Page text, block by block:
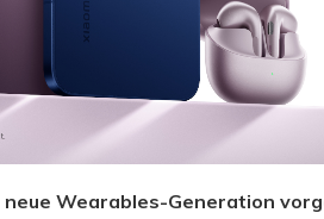
neue Wearables-Generation